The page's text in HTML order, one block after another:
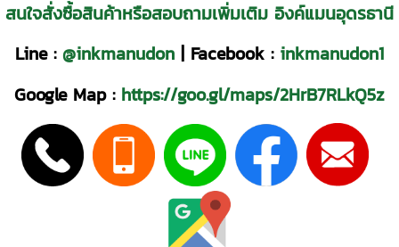
สนใจสั่งซื้อสินค้าหรือสอบถามเพิ่มเติม อิงค์แมนอุดรธานี
Line : @inkmanudon | Facebook : inkmanudon1
Google Map : https://goo.gl/maps/2HrB7RLkQ5z